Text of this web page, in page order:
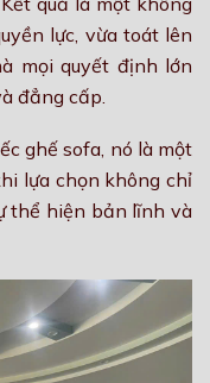
lực, vừa toát lên
mọi quyết định lớn
đẳng cấp.
ghế sofa, nó là một
lựa chọn không chỉ
thể hiện bản lĩnh và